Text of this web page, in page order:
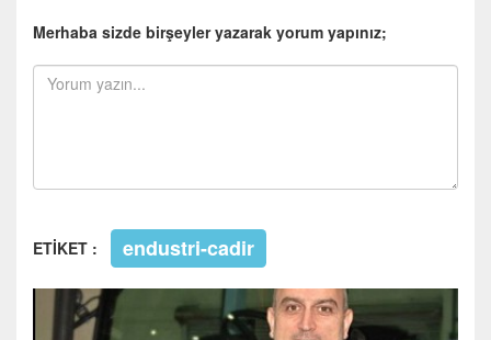
Merhaba sizde birşeyler yazarak yorum yapınız;
ETİKET : endustri-cadir